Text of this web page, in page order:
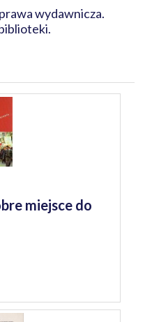
wydawnicza.
miejsce do